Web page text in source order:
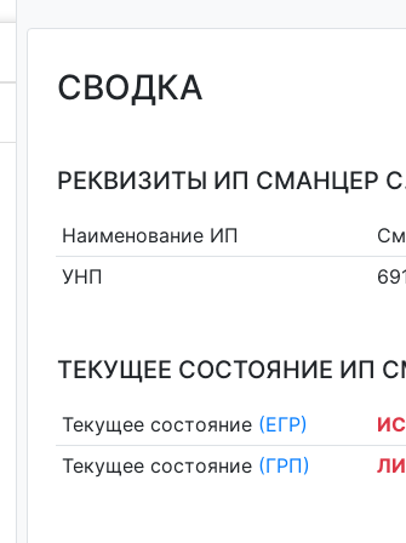
СВОДКА
РЕКВИЗИТЫ ИП СМАНЦЕР
Наименование ИП
УНП
ТЕКУЩЕЕ СОСТОЯНИЕ ИП
Текущее состояние (ЕГР)
Текущее состояние (ГРП)